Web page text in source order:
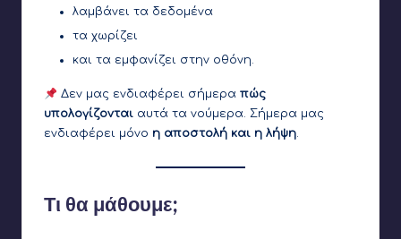
λαμβάνει τα δεδομένα
τα χωρίζει
και τα εμφανίζει στην οθόνη.
Δεν μας ενδιαφέρει σήμερα πώς
υπολογίζονται αυτά τα νούμερα. Σήμερα μας
ενδιαφέρει μόνο η αποστολή και η λήψη.
Τι θα μάθουμε;